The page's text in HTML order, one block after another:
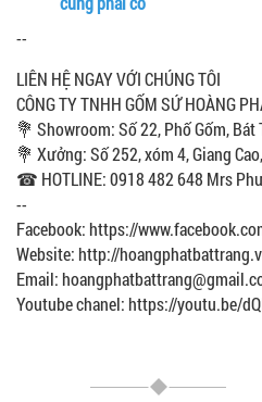
--
LIÊN HỆ NGAY VỚI CHÚNG TÔI
CÔNG TY TNHH GỐM SỨ HOÀNG
💐 Showroom: Số 22, Phố Gốm, Bát
💐 Xưởng: Số 252, xóm 4, Giang
☎ HOTLINE: 0918 482 648 Mrs
--
Facebook: https://
Website: http://
Email:
Youtube chanel: https://youtu.be/